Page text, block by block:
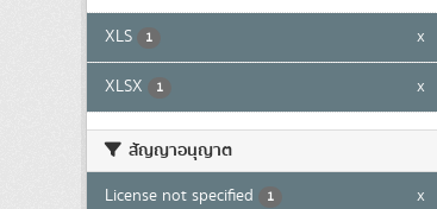
XLS 1 x
XLSX 1 x
สัญญาอนุญาต
License not specified 1 x